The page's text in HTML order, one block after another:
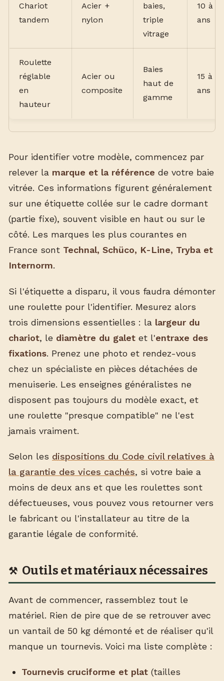
Chariot
tandem
Acier +
nylon
baies,
triple
vitrage
10 à 15
ans
Roulette
réglable
en
hauteur
Acier ou
composite
Baies
haut de
gamme
15 à
ans
Pour identifier votre modèle, commencez par
relever la marque et la référence de votre baie
vitrée. Ces informations figurent généralement
sur une étiquette collée sur le cadre dormant
(partie fixe), souvent visible en haut ou sur le
côté. Les marques les plus courantes en
France sont Technal, Schüco, K-Line, Tryba et
Internorm.
Si l'étiquette a disparu, il vous faudra démonter
une roulette pour l'identifier. Mesurez alors
trois dimensions essentielles : la largeur du
chariot, le diamètre du galet et l'entraxe des
fixations. Prenez une photo et rendez-vous
chez un spécialiste en pièces détachées de
menuiserie. Les enseignes généralistes ne
disposent pas toujours du modèle exact, et
une roulette "presque compatible" ne l'est
jamais vraiment.
Selon les dispositions du Code civil relatives à
la garantie des vices cachés, si votre baie a
moins de deux ans et que les roulettes sont
défectueuses, vous pouvez vous retourner vers
le fabricant ou l'installateur au titre de la
garantie légale de conformité.
Outils et matériaux nécessaires
Avant de commencer, rassemblez tout le
matériel. Rien de pire que de se retrouver avec
un vantail de 50 kg démonté et de réaliser qu'il
manque un tournevis. Voici ma liste complète :
Tournevis cruciforme et plat(tailles